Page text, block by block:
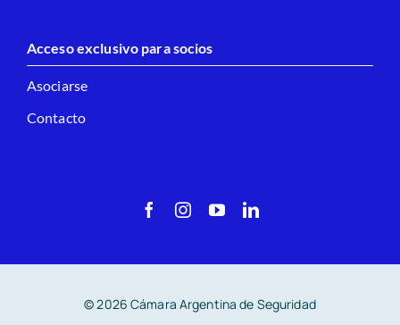
Acceso exclusivo para socios
Asociarse
Contacto
© 2026 Cámara Argentina de Seguridad